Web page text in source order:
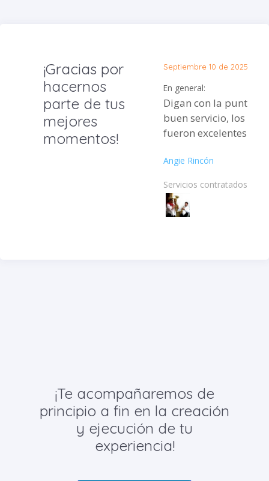
¡Gracias por
hacernos
parte de tus
mejores
momentos!
Septiembre 10 de 2025
En general:
Digan con la
buen servicio, los 3
fueron excelentes.
Angie Rincón
Servicios contratados:
¡Te acompañaremos de
principio a fin en la creación
y ejecución de tu
experiencia!